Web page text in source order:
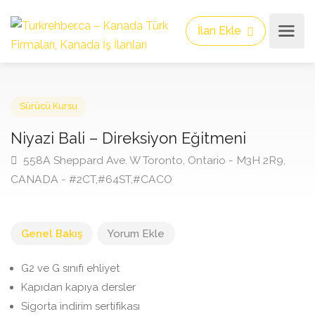
İlan Ekle
Niyazi Bali – Direksiyon Eğitmeni
558A Sheppard Ave. W Toronto, Ontario - M3H 2R9,
Genel Bakış Yorum Ekle
G2 ve G sınıfı ehliyet
Kapıdan kapıya dersler
Sigorta indirim sertifikası